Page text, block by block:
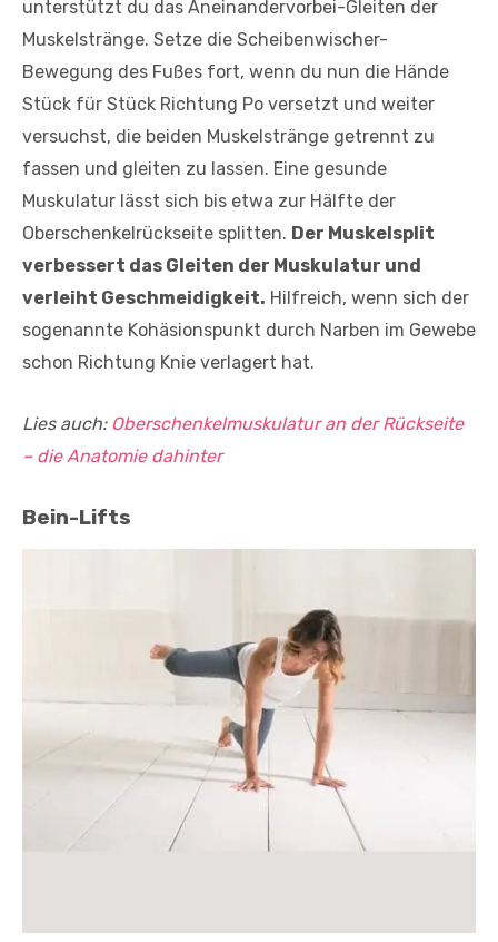
unterstützt du das Aneinandervorbei-Gleiten der
Muskelstränge. Setze die Scheibenwischer-
Bewegung des Fußes fort, wenn du nun die Hände
Stück für Stück Richtung Po versetzt und weiter
versuchst, die beiden Muskelstränge getrennt zu
fassen und gleiten zu lassen. Eine gesunde
Muskulatur lässt sich bis etwa zur Hälfte der
Oberschenkelrückseite splitten. Der Muskelsplit
verbessert das Gleiten der Muskulatur und
verleiht Geschmeidigkeit. Hilfreich, wenn sich der
sogenannte Kohäsionspunkt durch Narben im Gewebe
schon Richtung Knie verlagert hat.
Lies auch: Oberschenkelmuskulatur an der Rückseite
– die Anatomie dahinter
Bein-Lifts